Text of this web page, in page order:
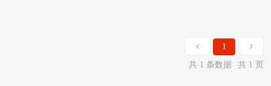
1
共 1 条数据
共 1 页